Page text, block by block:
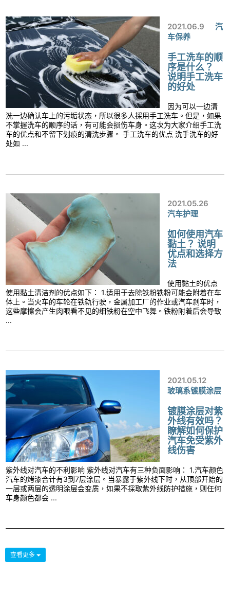
2021.06.9
汽
车保养
手工洗车的顺
序是什么？
说明手工洗车
的好处
因为可以一边清
洗一边确认车上的污垢状态，所以很多人採用手工洗车。但是，如果
不掌握洗车的顺序的话，有可能会损伤车身。这次为大家介绍手工洗
车的优点和不留下划痕的清洗步骤。 手工洗车的优点 洗手洗车的好
处如 ...
2021.05.26
汽车护理
如何使用汽车
黏土？ 说明
优点和选择方
法
使用黏土的优点
使用黏土清洁剂的优点如下： 1.适用于去除铁粉铁粉可能会附着在车
体上。当火车的车轮在铁轨行驶，金属加工厂的作业或汽车剎车时，
这些摩擦会产生肉眼看不见的细铁粉在空中飞舞。铁粉附着后会导致
...
2021.05.12
玻璃系镀膜涂层
镀膜涂层对紫
外线有效吗？
瞭解如何保护
汽车免受紫外
线伤害
紫外线对汽车的不利影响 紫外线对汽车有三种负面影响： 1.汽车颜色
汽车的烤漆合计有3到7层涂层。当暴露于紫外线下时，从顶部开始的
一层或两层的透明涂层会变质，如果不採取紫外线防护措施，则任何
车身颜色都会 ...
查看更多